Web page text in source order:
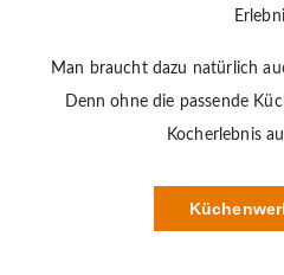
Man braucht dazu natürlich
Denn ohne die passende
Kocherlebnis